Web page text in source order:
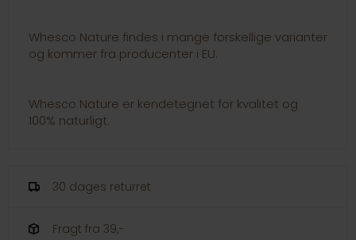
Whesco Nature findes i mange forskellige varianter
og kommer fra producenter i EU.
Whesco Nature er kendetegnet for kvalitet og
100% naturligt.
30 dages returret
Fragt fra 39,-